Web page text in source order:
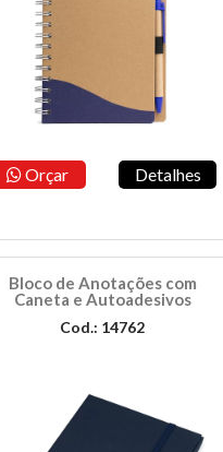
Orçar Detalhes
Bloco de Anotações com
Caneta e Autoadesivos
Cod.: 14762